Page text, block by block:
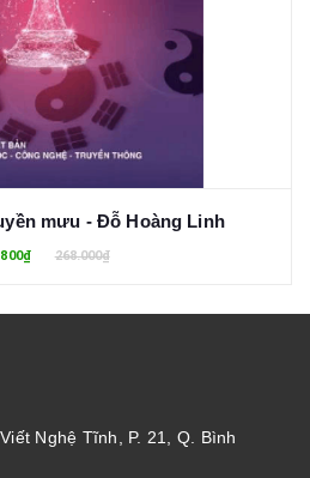
mưu - Đỗ Hoàng Linh
268.000₫
Nghệ Tĩnh, P. 21, Q. Bình